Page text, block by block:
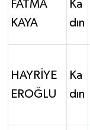
FATMA
KAYA
Ka
dın
HAYRİYE
EROĞLU
Ka
dın